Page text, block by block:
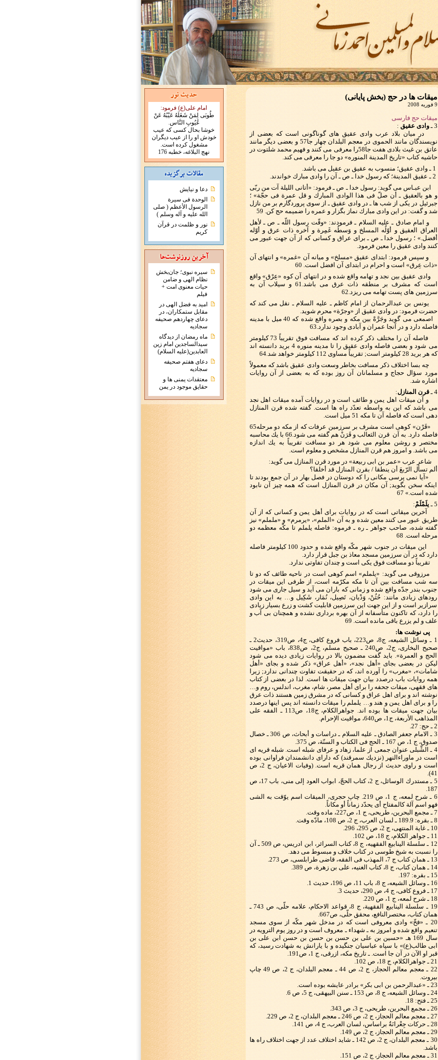
امام علی(ع) فرمود:
طُوبَى لِمَنْ شَغَلَهُ عَيْبُهُ عَنْ
عُيُوبِ النَّاس‏.
خوشا بحال کسی که عیب
خودش او را از عیب دیگران
مشغول کرده است.
نهج البلاغه، خطبه 176
دعا و نیایش
الوحدة فی سیرة
الرسول الأعظم ( صلی
الله علیه و آله وسلم )
نور و ظلمت در قرآن
کریم
سیره نبوی؛ جان‌بخش
نظام الهی و ضامن
حیات معنوی امت +
فیلم
امید به فضل الهی در
مقابل ستمکاران، در
دعای چهاردهم صحیفه
سجادیه
ماه رمضان از دیدگاه
سیدالساجدین امام زین
العابدین(علیه السلام)
دعای هفتم صحیفه
سجادیه
معتقدات يمنی ها و
حقايق موجود در يمن
میقات ها در حج (بخش پایانی)
9 فوریه 2008
میقات حج فارسی
3 ـ
وادی عقیق :
در میان بلاد عرب وادی عقیق های گوناگونی است كه بعضی از
نویسندگان مانند الحموی در معجم البلدان چهار جا57 و بعضی دیگر مانند
عاتق بن غیث بلادی هفت جا58را معرفی می كنند و فهیم محمد شلتوت در
حاشیه كتاب «تاریخ المدینة المنوره» دو جا را معرفی می كند.
ابن عبـاس می گوید: رسول خدا ـ ص ـ فرمود: «أتانی اللیلة آت من ربّی
و هو بالعقیق ـ أن صلّ فی هذا الوادی المبارك و قل عمرة فی حجّة» ؛
جبرئیل در یكی از شب ها ـ در وادی عقیق ـ از سوی پروردگارم بر من نازل
شد و گفت: در این وادی مبارك نماز بگزار و عمره را ضمیمه حج كن. 59
و امام صادق ـ علیه السلام ـ فرمودند: «وقّت رسول اللّه ـ ص ـ لأهل
العراق العقیق و أوّلُه المسلخ و وَسطُه غَمِرة و آخره ذات عرق و أوّله
أفضل.» ؛ رسول خدا ـ ص ـ برای عراق و كسانی كه از آن جهت عبور می
كنند وادی عقیق را معین فرمود.
و سپس فرمود: ابتدای عقیق «مسلخ» و میانه آن «غمره» و انتهای آن
«ذات عِرق» است و احرام در ابتدای آن افضل است. 60
وادی عقیق بین نجد و تهامه واقع شده و در انتهای آن كوه «عِرْق» واقع
است كه مشرف بر منطقه ذات عرق می باشد.61 و سیلاب آن به
سرزمین های پست تهامه می ریزد.62
یونس بن عبدالرحمان از امام كاظم ـ علیه السلام ـ نقل می كند كه
حضرت فرمود: در وادی عقیق از «وجرّة» محرم شوید.
اصمعی می گوید وجَرَّهْ بین مكه و بصره واقع شده كه 40 میل با مدینه
فاصله دارد و در آنجا عمران و آبادی وجود ندارد.63
فاصله آن را مختلف ذكر كرده اند كه مسافت فوق تقریباً 73 كیلومتر
می شود و بعضی فاصله وادی عقیق را تا مدینه منوره 4 برید دانسته اند
كه هر برید 28 كیلومتر است; تقریباً مساوی 112 كیلومتر خواهد شد.64
چه بسا اختلاف ذكر مسافت بخاطر وسعت وادی عقیق باشد كه معمولاً
مورد سؤال حجاج و مسلمانان آن روز بوده كه به بعضی از آن روایات
اشاره شد.
4 ـ
قرن المنازل:
و آن میقات اهل یمن و طائف است و در روایات آمده میقات اهل نجد
می باشد كه این به واسطه تعدّد راه ها است. گفته شده قرن المنازل
دهی است كه فاصله آن تا مكه 51 میل است.
«قَرْن» كوهی است مشرف بر سرزمین عرفات كه از مكه دو مرحله65
فاصله دارد. به آن قرن الثعالب و قَرَنْ هم گفته می شود.66 با یك محاسبه
مختصر و روشن معلوم می شود هر دو مسافت تقریباً به یك اندازه
می باشد. و امروز هم قرن المنازل مشخص و معلوم است.
شاعر عرب «عمر بن ابی ربیعة» در مورد قرن المنازل می گوید:
ألم تسأل الرّبعَ أن ینطقا / بقرن المنازل قد أخلقا؟
«آیا نمی پرسی مكانی را كه دوستان در فصل بهار در آن جمع بودند تا
اینكه سخن بگوید; آن مكان در قرن المنازل است كه همه چیز آن نابود
شده است.» 67
5 ـ
یلَمْلَمْ:
آخرین میقاتی است كه در روایات برای أهل یمن و كسانی كه از آن
طریق عبور می كنند معین شده و به آن «الملم»، «یرمرم» و «ململم» نیز
گفته شده، صاحب جواهر ـ ره ـ فرموه: فاصله یلملم تا مكّه معظمه دو
مرحله است. 68
این میقات در جنوب شهر مكّه واقع شده و حدود 100 كیلومتر فاصله
دارد كه در آن سرزمین مسجد معاذ بن جبل قرار دارد.
تقریباً دو مسافت فوق یكی است و چندان تفاوتی ندارد.
مرزوقی می گوید: «یلملم» اسم كوهی است در ناحیه طائف كه دو تا
سه شب مسافت بین آن تا مكه مكرّمه است، از طرفی این میقات در
جنوب بندر جدّه واقع شده و زمانی كه باران می آید و سیل جاری می شود
رودهای زیادی مانند: حُثُنْ، وَدْیان، تَصِیل، نُمَار، شَكِیل و… به این وادی
سرازیر است و از این جهت این سرزمین قابلیت كشت و زرع بسیار زیادی
را دارد، كه تاكنون متأسفانه از آن بهره برداری نشده و همچنان بی آب و
علف و لم یزرع باقی مانده است. 69
پی نوشت ها:
1 ـ وسائل الشیعه، ج8، ص223، باب فروع كافی، ج4، ص319، حدیث2 ـ
صحیح البخاری، ج2، ص240 ـ صحیح مسلم، ج2، ص838، باب «مواقیت
الحج و العمرة». باید گفت مضمون بالا در روایات زیادی دیده می شود
لیكن در بعضی بجای «أهل نجد»، «أهل عراق» ذكر شده و بجای «أهل
شامات»، «مغرب» را آورده اند، كه در حقیقت تفاوت چندانی ندارد; زیرا
همه روایات باب درصدد بیان جهت میقات ها است. لذا در بعضی از كتاب
های فقهی، میقات جحفه را برای أهل مصر، شام، مغرب، اندلس، روم و…
نوشته اند و برای اهل عراق و كسانی كه در مشرق زمین هستند ذات عرق
را و برای اهل یمن و هند و… یلملم را میقات دانسته اند پس اینها درصدد
بیان جهت میقات ها بوده اند. جواهرالكلام، ج18، ص113 ـ الفقه علی
المذاهب الأربعة، ج1، ص640، مواقیت الإحرام.
2 ـ حج: 27.
3 ـ الامام جعفر الصادق ـ علیه السلام ـ دراسات و أبحاث، ص 306 ـ خصال
صدوق، ج 1، ص 167 ـ الحج فی الكتاب و السنّة، ص 375.
4 ـ الشِّبلی عنوان جمعی از علما، زهاد و عرفای شبله است. شبله قریه ای
است در ماوراءالنهر (نزدیك سمرقند) كه دارای دانشمندان فراوانی بوده
است و راوی حدیث از رجال همان قریه است. (وفیات الاعیان، ج 2، ص
41).
5 ـ مستدرك الوسائل، ج 2، كتاب الحجّ، ابواب العود إلی منی، باب 17، ص
187.
6 ـ شرح لمعه، ج 1، ص 219. چاپ حجری، المیقات اسم یوّقت به الشی
فهو اسم آلة كالمفتاح أی یحدّد زماناً أو مكاناً.
7 ـ مجمع البحرین، طریحی، ج 1، ص227، ماده وقت.
8 ـ بقره: 189.9 ـ لسان العرب، ج 2، ص 108، مادّه وقت.
10 ـ غایة المنتهی، ج 2، ص 295، 296.
11 ـ جواهر الكلام، ج 18، ص 102.
12 ـ سلسلة الینابیع الفقهیه، ج 8، كتاب السرائر، ابن ادریس، ص 509 ـ آن
را نسبت به شیخ طوسی در كتاب خلاف و مبسوط می دهد.
13 ـ همان كتاب ج 7، المهذب فی الفقه، قاضی طرابلسی، ص 273.
14 ـ همان كتاب، ج 8، كتاب الغنیه، علی بن زهرة، ص 389.
15 ـ بقره: 197.
16 ـ وسائل الشیعه، ج 8، باب 11، ص 196، حدیث 1.
17 ـ فروع كافی، ج 4، ص 290، حدیث 3.
18 ـ شرح لمعه، ج 1، ص 220.
19 ـ سلسلة الینابیع الفقهیة، ج 8، قواعد الاحكام، علامه حلّی، ص 743 ـ
همان كتاب، مختصرالنافع، محقق حلّی، ص667.
20 ـ «فخّ» وادی معروفی است كه در مدخل شهر مكّه از سوی مسجد
تنعیم واقع شده و امروز به ـ شهداء ـ معروف است و در روز یوم الترویه در
سال 169 هـ «حسین بن علی بن حسن بن حسن بن حسن ابن علی بن
ابی طالب(ع)» با سپاه عباسیان جنگیده و با یارانش به شهادت رسید، كه
قبر او الآن در آن جا است. ـ تاریخ مكه، ازرقی، ج 1، ص191.
21 ـ جواهرالكلام، ج 18، ص 102.
22 ـ معجم معالم الحجاز، ج 2، ص 44 ـ معجم البلدان، ج 2، ص 49 چاپ
بیروت.
23 ـ «عبدالرحمن بن ابی بكر» برادر عایشه بوده است.
24 ـ وسائل الشیعه، ج 8، ص 153 ـ سنن البیهقی، ج 5، ص 6.
25 ـ فتح: 18.
26 ـ مجمع البحرین، طریحی، ج 3، ص 343.
27 ـ معجم معالم الحجاز، ج 2، ص 246 ـ معجم البلدان، ج 2، ص 229.
28 ـ حركات جِعْرانَةُ براساس، لسان العرب، ج 4، ص 141.
29 ـ معجم معالم الحجاز، ج 2، ص 149.
30 ـ معجم البلدان، ج 2، ص 142 ـ شاید اختلاف عدد از جهت اختلاف راه ها
باشد.
31 ـ معجم معالم الحجاز، ج 2، ص 151.